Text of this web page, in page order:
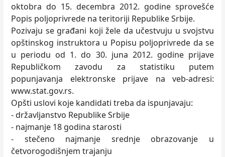
oktobra do 15. decembra 2012. godine sprovešće
Popis poljoprivrede na teritoriji Republike Srbije.
Pozivaju se građani koji žele da učestvuju u svojstvu
opštinskog instruktora u Popisu poljoprivrede da se
u periodu od 1. do 30. juna 2012. godine prijave
Republičkom zavodu za statistiku putem
popunjavanja elektronske prijave na veb-adresi:
www.stat.gov.rs.
Opšti uslovi koje kandidati treba da ispunjavaju:
- državljanstvo Republike Srbije
- najmanje 18 godina starosti
- stečeno najmanje srednje obrazovanje u
četvorogodišnjem trajanju